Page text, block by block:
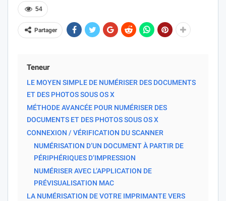
54
Partager
Teneur
LE MOYEN SIMPLE DE NUMÉRISER DES DOCUMENTS
ET DES PHOTOS SOUS OS X
MÉTHODE AVANCÉE POUR NUMÉRISER DES
DOCUMENTS ET DES PHOTOS SOUS OS X
CONNEXION / VÉRIFICATION DU SCANNER
NUMÉRISATION D’UN DOCUMENT À PARTIR DE
PÉRIPHÉRIQUES D’IMPRESSION
NUMÉRISER AVEC L’APPLICATION DE
PRÉVISUALISATION MAC
LA NUMÉRISATION DE VOTRE IMPRIMANTE VERS